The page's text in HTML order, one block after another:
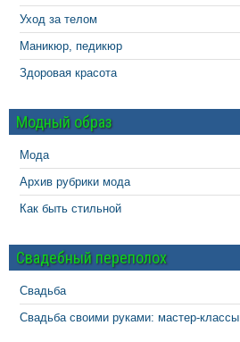
Уход за телом
Маникюр, педикюр
Здоровая красота
Модный образ
Мода
Архив рубрики мода
Как быть стильной
Свадебный переполох
Свадьба
Свадьба своими руками: мастер-классы